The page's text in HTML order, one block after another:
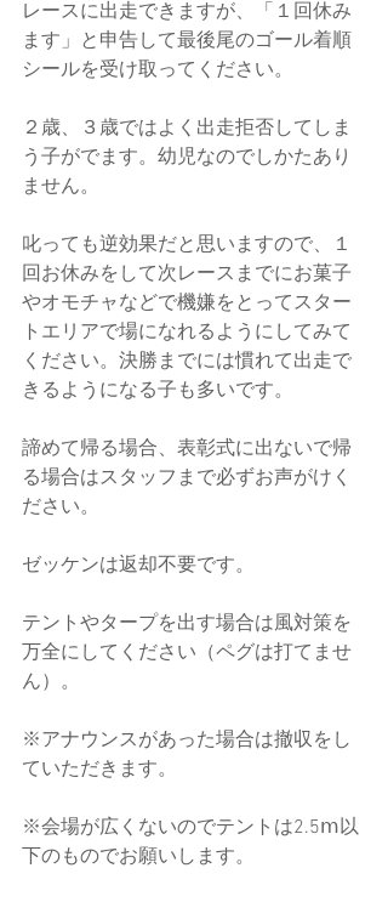
レースに出走できますが、「１回休み
ます」と申告して最後尾のゴール着順
シールを受け取ってください。
２歳、３歳ではよく出走拒否してしま
う子がでます。幼児なのでしかたあり
ません。
叱っても逆効果だと思いますので、１
回お休みをして次レースまでにお菓子
やオモチャなどで機嫌をとってスター
トエリアで場になれるようにしてみて
ください。決勝までには慣れて出走で
きるようになる子も多いです。
諦めて帰る場合、表彰式に出ないで帰
る場合はスタッフまで必ずお声がけく
ださい。
ゼッケンは返却不要です。
テントやタープを出す場合は風対策を
万全にしてください（ペグは打てませ
ん）。
※アナウンスがあった場合は撤収をし
ていただきます。
※会場が広くないのでテントは2.5ⅿ以
下のものでお願いします。